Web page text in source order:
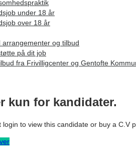
under 18 år
over 18 år
arrangementer og tilbud
på dit job
fra Frivilligcenter og Gentofte
kun for kandidater.
to view this candidate or buy a C.V